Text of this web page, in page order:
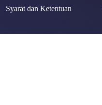
Syarat dan Ketentuan